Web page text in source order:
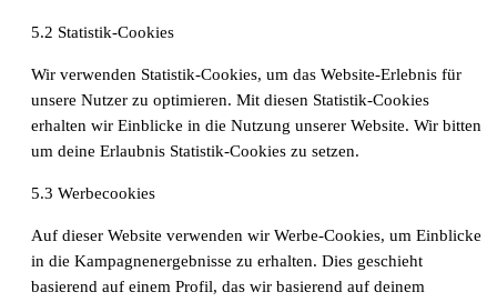
5.2 Statistik-Cookies
Wir verwenden Statistik-Cookies, um das Website-Erlebnis für
unsere Nutzer zu optimieren. Mit diesen Statistik-Cookies
erhalten wir Einblicke in die Nutzung unserer Website. Wir bitten
um deine Erlaubnis Statistik-Cookies zu setzen.
5.3 Werbecookies
Auf dieser Website verwenden wir Werbe-Cookies, um Einblicke
in die Kampagnenergebnisse zu erhalten. Dies geschieht
basierend auf einem Profil, das wir basierend auf deinem